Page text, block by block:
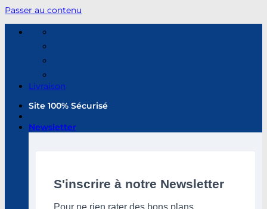
Passer au contenu
Livraison
Site 100% Sécurisé
Newsletter
S'inscrire à notre Newsletter
Pour ne rien rater des bons plans